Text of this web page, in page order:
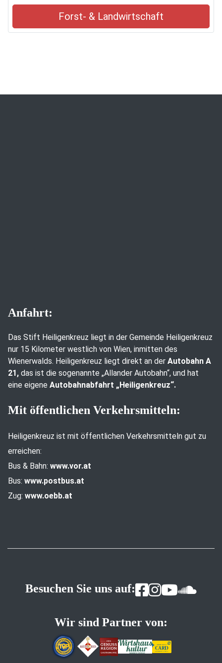
Forst- & Landwirtschaft
Anfahrt:
Das Stift Heiligenkreuz liegt in der Gemeinde Heiligenkreuz
nur 15 Kilometer westlich von Wien, inmitten des
Wienerwalds. Heiligenkreuz liegt direkt an der Autobahn A
21, das ist die sogenannte „Allander Autobahn“, und hat
eine eigene Autobahnabfahrt „Heiligenkreuz“.
Mit öffentlichen Verkehrsmitteln:
Heiligenkreuz ist mit öffentlichen Verkehrsmitteln gut zu
erreichen:
Bus & Bahn: www.vor.at
Bus: www.postbus.at
Zug: www.oebb.at
Besuchen Sie uns auf:
Wir sind Partner von: